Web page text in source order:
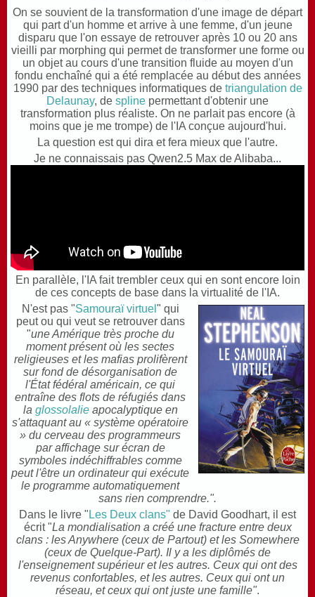
On se souvient de la transformation d'une image de départ
qui part d'un homme et arrive à une femme, d'un jeune
disparu que l'on essaye de retrouver après 10 ou 20 ans
vieilli par morphing qui permet de transformer une forme ou
un objet au cours d'une transition fluide au moyen d'un
fondu enchaîné qui a été remplacée au début des années
1990 par des techniques informatiques detriangulation de
Delaunay, de spline permettant d'obtenir une
transformation plus réaliste. On ne parlait pas encore (à
moins que je me trompe) de l'IA conçue aujourd'hui.
La question est qui dira et fera mieux que l'autre.
Je ne connaissais pas Qwen2.5 Max de Alibaba...
En parallèle, l'IA fait trembler ceux qui en sont encore loin
de ces concepts de base dans la virtualité de l'IA.
N'est pas "Samouraï virtuel " qui
peut ou qui veut se retrouver dans
"une Amérique très proche du
moment présent où les sectes
religieuses et les mafias prolifèrent
sur fond de désorganisation de
l'État fédéral américain, ce qui
entraîne des flots de réfugiés dans
la glossolalieapocalyptique en
s'attaquant au « système opératoire
» du cerveau des programmeurs
par affichage sur écran de
symboles indéchiffrables comme
peut l'être un ordinateur qui exécute
le programme automatiquement
sans rien comprendre.".
Dans le livre " Les Deux clans" de David Goodhart, il est
écrit "La mondialisation a créé une fracture entre deux
clans : les Anywhere (ceux de Partout) et les Somewhere
(ceux de Quelque-Part). Il y a les diplômés de
l'enseignement supérieur et les autres. Ceux qui ont des
revenus confortables, et les autres. Ceux qui ont un
réseau, et ceux qui ont juste une famille".